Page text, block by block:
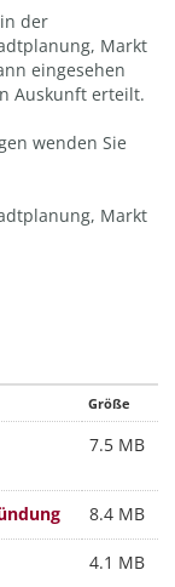
der
Markt
eingesehen
Auskunft erteilt.
wenden Sie
Markt
Größe
7.5 MB
8.4 MB
4.1 MB